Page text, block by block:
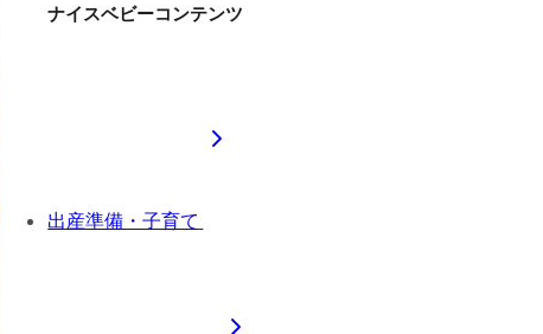
ナイスベビーコンテンツ
出産準備・子育て